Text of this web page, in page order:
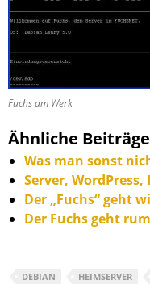
Fuchs am Werk
Ähnliche
Was man sonst
Server, WordPress,
Der „Fuchs“ geht
Der Fuchs geht
DEBIAN HEIMSERVER